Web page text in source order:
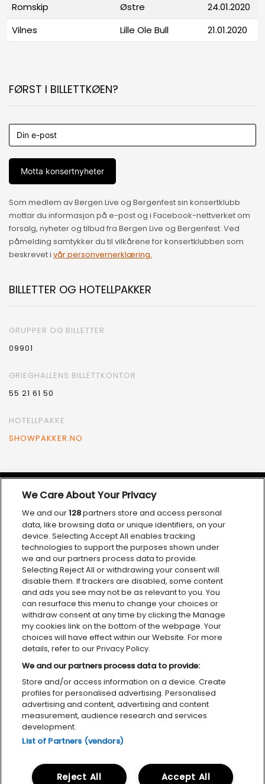
Romskip Østre
24.01.2020
Vilnes
Lille Ole Bull 21.01.2020
FØRST I BILLETTKØEN?
Motta konsertnyheter
Som medlem av Bergen Live og Bergenfest sin konsertklubb
mottar du informasjon på e-post og i Facebook-nettverket om
forsalg, nyheter og tilbud fra Bergen Live og Bergenfest. Ved
påmelding samtykker du til vilkårene for konsertklubben som
beskrevet i vår personvernerklæring.
BILLETTER OG HOTELLPAKKER
GRUPPER OG BILLETTER
09901
GRIEGHALLENS BILLETTKONTOR
55 21 61 50
HOTELLPAKKE
SHOWPAKKER.NO
VÅRE SAMARBEIDSPARTNERE
PersonvernerklæringTilgjengelighetserklæringCookies
We Care About Your Privacy
We and our128partners store and access personal
data, like browsing data or unique identifiers, on your
device. Selecting Accept All enables tracking
technologies to support the purposes shown under
we and our partners process data to provide.
Selecting Reject All or withdrawing your consent will
disable them. If trackers are disabled, some content
and ads you see may not be as relevant to you. You
can resurface this menu to change your choices or
withdraw consent at any time by clicking the Manage
my cookies link on the bottom of the webpage. Your
choices will have effect within our Website. For more
details, refer to our Privacy Policy.
We and our partners process data to provide:
Store and/or access information on a device. Create
profiles for personalised advertising. Personalised
advertising and content, advertising and content
measurement, audience research and services
development.
List of Partners (vendors)
Accept All
Reject All